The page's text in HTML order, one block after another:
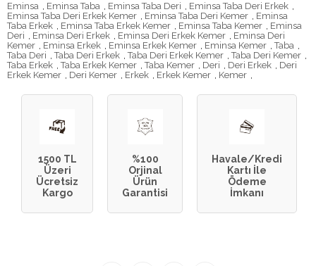
Eminsa , Eminsa Taba , Eminsa Taba Deri , Eminsa Taba Deri Erkek ,
Eminsa Taba Deri Erkek Kemer , Eminsa Taba Deri Kemer , Eminsa
Taba Erkek , Eminsa Taba Erkek Kemer , Eminsa Taba Kemer , Eminsa
Deri , Eminsa Deri Erkek , Eminsa Deri Erkek Kemer , Eminsa Deri
Kemer , Eminsa Erkek , Eminsa Erkek Kemer , Eminsa Kemer , Taba ,
Taba Deri , Taba Deri Erkek , Taba Deri Erkek Kemer , Taba Deri Kemer ,
Taba Erkek , Taba Erkek Kemer , Taba Kemer , Deri , Deri Erkek , Deri
Erkek Kemer , Deri Kemer , Erkek , Erkek Kemer , Kemer ,
1500 TL
Üzeri
Ücretsiz
Kargo
%100
Orjinal
Ürün
Garantisi
Havale/Kredi
Kartı İle
Ödeme
İmkanı